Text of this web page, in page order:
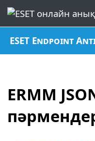
ESET Endpoint
ERMM